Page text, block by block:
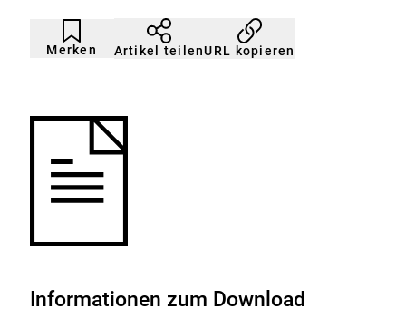
Merken
Artikel
nicht
gemerkt
Durch
Klicken
der
Artikel teilenURL kopieren
Informationen zum Download